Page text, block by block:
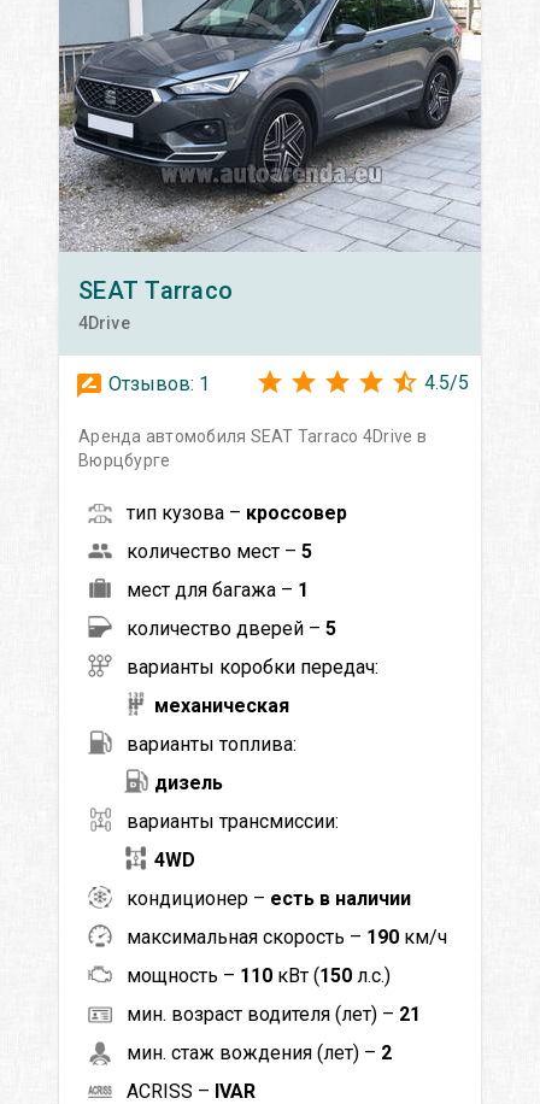
SEAT Tarraco
4Drive
Отзывов: 1 4.5/5
Аренда автомобиля SEAT Tarraco 4Drive в
Вюрцбурге
тип кузова – кроссовер
количество мест – 5
мест для багажа – 1
количество дверей – 5
варианты коробки передач:
механическая
варианты топлива:
дизель
варианты трансмиссии:
4WD
кондиционер – есть в наличии
максимальная скорость – 190 км/ч
мощность – 110 кВт (150 л.с.)
мин. возраст водителя (лет) – 21
мин. стаж вождения (лет) – 2
ACRISS – IVAR